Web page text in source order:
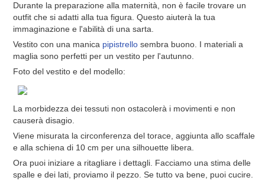
Durante la preparazione alla maternità, non è facile trovare un
outfit che si adatti alla tua figura. Questo aiuterà la tua
immaginazione e l'abilità di una sarta.
Vestito con una manica pipistrello sembra buono. I materiali a
maglia sono perfetti per un vestito per l'autunno.
Foto del vestito e del modello:
La morbidezza dei tessuti non ostacolerà i movimenti e non
causerà disagio.
Viene misurata la circonferenza del torace, aggiunta allo scaffale
e alla schiena di 10 cm per una silhouette libera.
Ora puoi iniziare a ritagliare i dettagli. Facciamo una stima delle
spalle e dei lati, proviamo il pezzo. Se tutto va bene, puoi cucire.